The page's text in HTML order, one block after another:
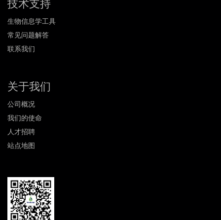
技术支持
生物信息学工具
常见问题解答
联系我们
关于我们
公司概况
我们的使命
人才招聘
站点地图